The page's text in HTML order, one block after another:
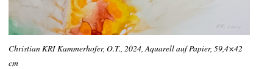
Christian KRI Kammerhofer, O.T., 2024, Aquarell auf Papier, 59,4×42
cm